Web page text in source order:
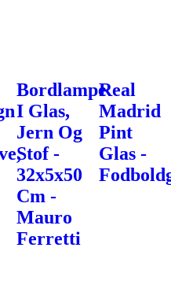
Bordlampe
I Glas,
Jern Og
Stof -
32x5x50
Cm -
Mauro
Ferretti
Real
Madrid
Pint
Glas -